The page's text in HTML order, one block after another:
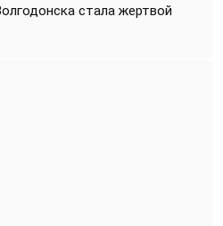
стала жертвой